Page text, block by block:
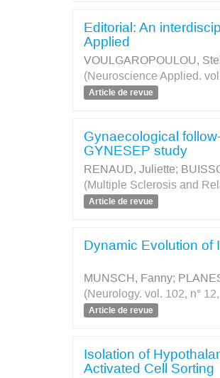
Editorial: An
Applied
VOULGAROPOULOU,
(Neuroscience Applied.
Article de revue
Gynaecological
GYNESEP study
RENAUD, Juliette;
(Multiple Sclerosis and
Article de revue
Dynamic Evolution of
MUNSCH, Fanny;
(Neurology. vol. 102, n°
Article de revue
Isolation of
Activated Cell Sorting